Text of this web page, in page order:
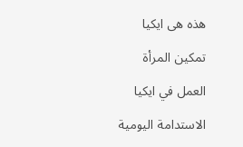
هذه هى ايكيا
تمكين المرأة
العمل في ايكيا
الاستدامة اليومية